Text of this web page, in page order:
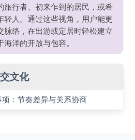
旅行者、初来乍到的居民，或希
轻人。通过这些视角，用户能更
脉络，在出游或定居时轻松建立
洋的开放与包容。
文化
：节奏差异与关系协商